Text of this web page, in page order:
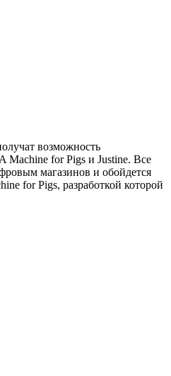
возможность
Machine for Pigs и Justine. Все
магазинов и обойдется
for Pigs, разработкой которой